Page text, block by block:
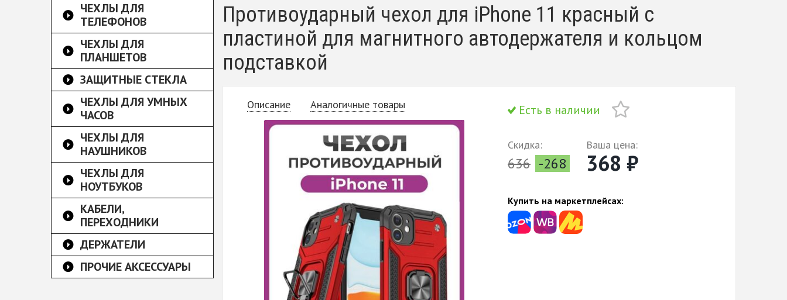
ЧЕХЛЫ ДЛЯ
ТЕЛЕФОНОВ
ЧЕХЛЫ ДЛЯ
ПЛАНШЕТОВ
ЗАЩИТНЫЕ СТЕКЛА
ЧЕХЛЫ ДЛЯ УМНЫХ
ЧАСОВ
ЧЕХЛЫ ДЛЯ
НАУШНИКОВ
ЧЕХЛЫ ДЛЯ
НОУТБУКОВ
КАБЕЛИ,
ПЕРЕХОДНИКИ
ДЕРЖАТЕЛИ
ПРОЧИЕ АКСЕССУАРЫ
Противоударный чехол для iPhone 11 красный с
пластиной для магнитного автодержателя и кольцом
подставкой
Описание Аналогичные товары Есть в наличии
Скидка:
636 -268
Ваша цена:
368 ₽
Купить на маркетплейсах: